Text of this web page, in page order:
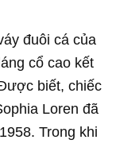
đuôi cá của
cổ cao kết
biết, chiếc
Loren đã
Trong khi